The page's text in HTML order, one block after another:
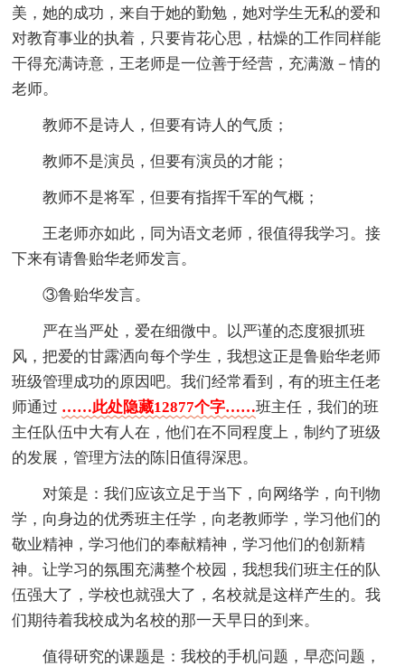
美，她的成功，来自于她的勤勉，她对学生无私的爱和
对教育事业的执着，只要肯花心思，枯燥的工作同样能
干得充满诗意，王老师是一位善于经营，充满激－情的
老师。
教师不是诗人，但要有诗人的气质；
教师不是演员，但要有演员的才能；
教师不是将军，但要有指挥千军的气概；
王老师亦如此，同为语文老师，很值得我学习。接
下来有请鲁贻华老师发言。
③鲁贻华发言。
严在当严处，爱在细微中。以严谨的态度狠抓班
风，把爱的甘露洒向每个学生，我想这正是鲁贻华老师
班级管理成功的原因吧。我们经常看到，有的班主任老
师通过 ……此处隐藏12877个字……班主任，我们的班
主任队伍中大有人在，他们在不同程度上，制约了班级
的发展，管理方法的陈旧值得深思。
对策是：我们应该立足于当下，向网络学，向刊物
学，向身边的优秀班主任学，向老教师学，学习他们的
敬业精神，学习他们的奉献精神，学习他们的创新精
神。让学习的氛围充满整个校园，我想我们班主任的队
伍强大了，学校也就强大了，名校就是这样产生的。我
们期待着我校成为名校的那一天早日的到来。
值得研究的课题是：我校的手机问题，早恋问题，